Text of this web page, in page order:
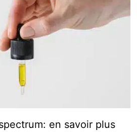
en savoir plus